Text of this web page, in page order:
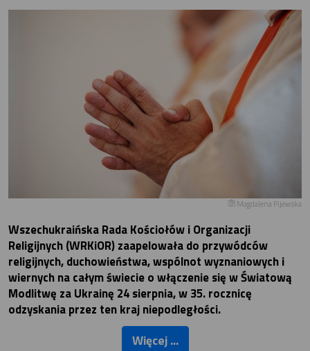
Magdalena Pijewska
Wszechukraińska Rada Kościołów i Organizacji
Religijnych (WRKiOR) zaapelowała do przywódców
religijnych, duchowieństwa, wspólnot wyznaniowych i
wiernych na całym świecie o włączenie się w Światową
Modlitwę za Ukrainę 24 sierpnia, w 35. rocznicę
odzyskania przez ten kraj niepodległości.
Więcej ...